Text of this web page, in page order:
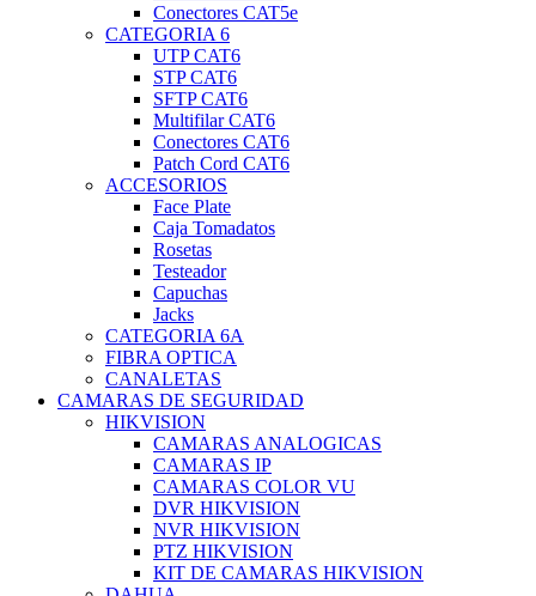
Conectores CAT5e
CATEGORIA 6
UTP CAT6
STP CAT6
SFTP CAT6
Multifilar CAT6
Conectores CAT6
Patch Cord CAT6
ACCESORIOS
Face Plate
Caja Tomadatos
Rosetas
Testeador
Capuchas
Jacks
CATEGORIA 6A
FIBRA OPTICA
CANALETAS
CAMARAS DE SEGURIDAD
HIKVISION
CAMARAS ANALOGICAS
CAMARAS IP
CAMARAS COLOR VU
DVR HIKVISION
NVR HIKVISION
PTZ HIKVISION
KIT DE CAMARAS HIKVISION